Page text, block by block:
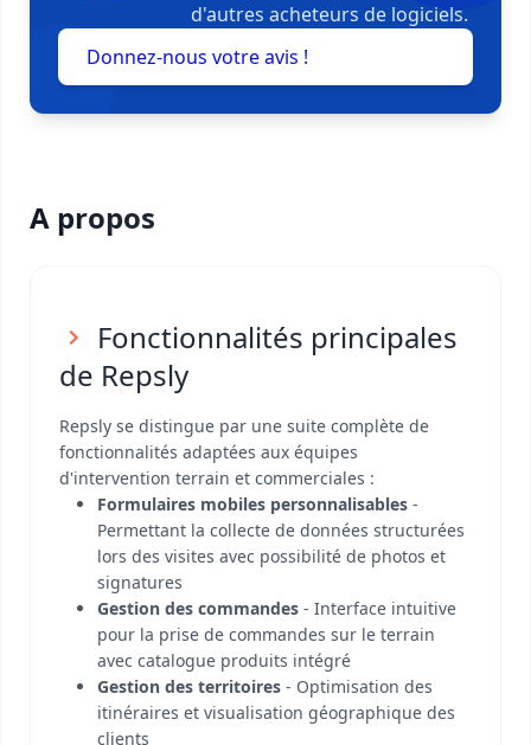
d'autres acheteurs de logiciels.
Donnez-nous votre avis !
A propos
Fonctionnalités principales
de Repsly
Repsly se distingue par une suite complète de
fonctionnalités adaptées aux équipes
d'intervention terrain et commerciales :
Formulaires mobiles personnalisables -
Permettant la collecte de données structurées
lors des visites avec possibilité de photos et
signatures
Gestion des commandes - Interface intuitive
pour la prise de commandes sur le terrain
avec catalogue produits intégré
Gestion des territoires - Optimisation des
itinéraires et visualisation géographique des
clients